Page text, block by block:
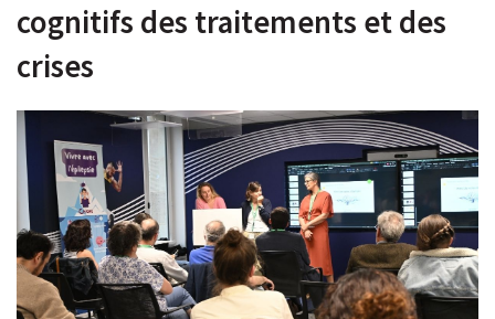
cognitifs des traitements et des
crises